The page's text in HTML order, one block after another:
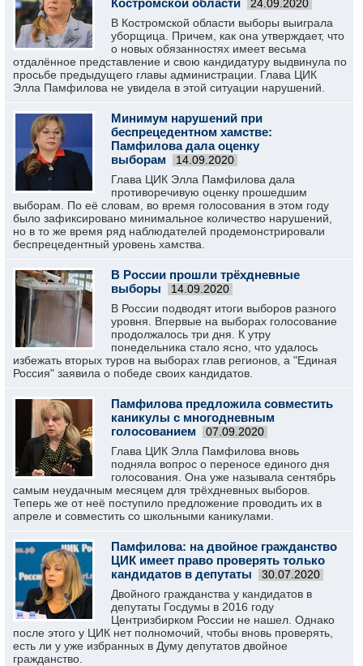
Костромской области 24.09.2020
В Костромской области выборы выиграла
уборщица. Причем, как она утверждает, что
о новых обязанностях имеет весьма
отдалённое представление и свою кандидатуру выдвинула по
просьбе предыдущего главы администрации. Глава ЦИК
Элла Памфилова не увидела в этой ситуации нарушений.
Минимум нарушений при
беспрецедентном хамстве:
Памфилова дала оценку
выборам
14.09.2020
Глава ЦИК Элла Памфилова дала
противоречивую оценку прошедшим
выборам. По её словам, во время голосования в этом году
было зафиксировано минимальное количество нарушений,
но в то же время ряд наблюдателей продемонстрировали
беспрецедентный уровень хамства.
В России прошли трёхдневные
выборы
14.09.2020
В России подводят итоги выборов разного
уровня. Впервые на выборах голосование
продолжалось три дня. К утру
понедельника стало ясно, что удалось
избежать вторых туров на выборах глав регионов, а "Единая
Россия" заявила о победе своих кандидатов.
Памфилова предложила совместить
каникулы с многодневным
голосованием
07.09.2020
Глава ЦИК Элла Памфилова вновь
подняла вопрос о переносе единого дня
голосования. Она уже называла сентябрь
самым неудачным месяцем для трёхдневных выборов.
Теперь же от неё поступило предложение проводить их в
апреле и совместить со школьными каникулами.
Памфилова: на двойное гражданство
ЦИК имеет право проверять только
кандидатов в депутаты
30.07.2020
Двойного гражданства у кандидатов в
депутаты Госдумы в 2016 году
Центризбирком России не нашел. Однако
после этого у ЦИК нет полномочий, чтобы вновь проверять,
есть ли у уже избранных в Думу депутатов двойное
гражданство.